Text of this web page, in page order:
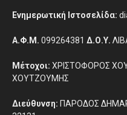
Ενημερωτική Ιστοσελίδα:
Α.Φ.Μ. 099264381 Δ.Ο.Υ.
Μέτοχοι: ΧΡΙΣΤΟΦΟΡΟΣ
ΧΟΥΤΖΟΥΜΗΣ
Διεύθυνση: ΠΑΡΟΔΟΣ